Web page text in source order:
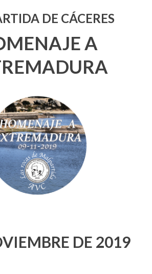
DE CÁCERES
A
DE 2019